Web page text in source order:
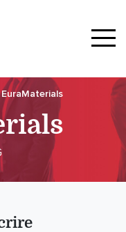
EuraMaterials